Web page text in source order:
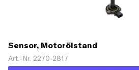
Sensor, Motorölstand
Art.-Nr. 2270-2817